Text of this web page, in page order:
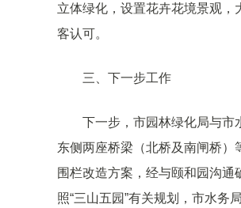
立体绿化，设置花卉花境景观，
客认可。
三、下一步工作
下一步，市园林绿化局与市
东侧两座桥梁（北桥及南闸桥
围栏改造方案，经与颐和园沟
照“三山五园”有关规划，市水